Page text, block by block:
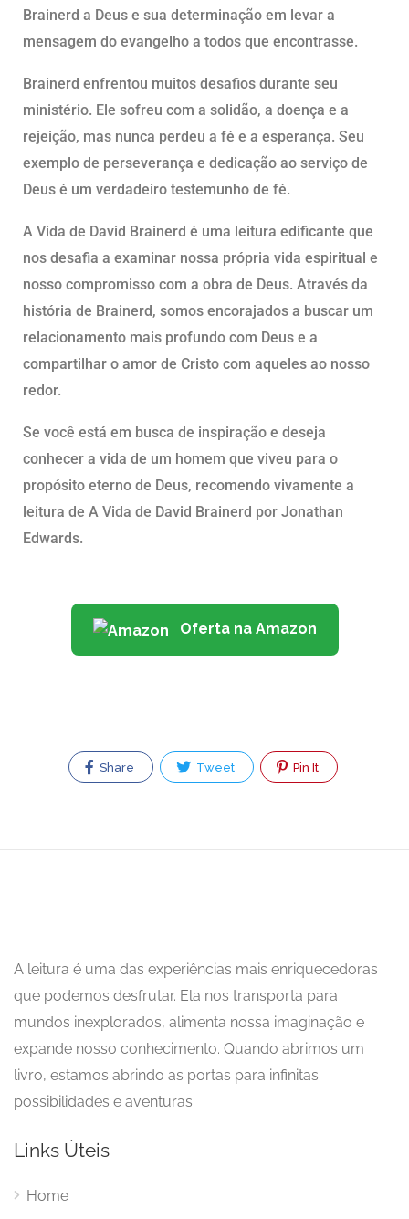
Brainerd a Deus e sua determinação em levar a
mensagem do evangelho a todos que encontrasse.
Brainerd enfrentou muitos desafios durante seu
ministério. Ele sofreu com a solidão, a doença e a
rejeição, mas nunca perdeu a fé e a esperança. Seu
exemplo de perseverança e dedicação ao serviço de
Deus é um verdadeiro testemunho de fé.
A Vida de David Brainerd é uma leitura edificante que
nos desafia a examinar nossa própria vida espiritual e
nosso compromisso com a obra de Deus. Através da
história de Brainerd, somos encorajados a buscar um
relacionamento mais profundo com Deus e a
compartilhar o amor de Cristo com aqueles ao nosso
redor.
Se você está em busca de inspiração e deseja
conhecer a vida de um homem que viveu para o
propósito eterno de Deus, recomendo vivamente a
leitura de A Vida de David Brainerd por Jonathan
Edwards.
Oferta na Amazon
Share Tweet Pin It
A leitura é uma das experiências mais enriquecedoras
que podemos desfrutar. Ela nos transporta para
mundos inexplorados, alimenta nossa imaginação e
expande nosso conhecimento. Quando abrimos um
livro, estamos abrindo as portas para infinitas
possibilidades e aventuras.
Links Úteis
Home